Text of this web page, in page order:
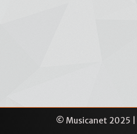
© Musicanet 2025 |